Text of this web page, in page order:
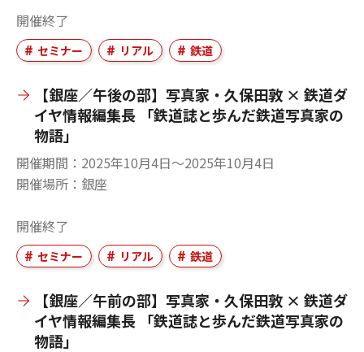
開催終了
セミナー リアル 鉄道
【銀座／午後の部】写真家・久保田敦 × 鉄道ダ
イヤ情報編集長 「鉄道誌と歩んだ鉄道写真家の
物語」
開催期間
2025年10月4日〜2025年10月4日
開催場所
銀座
開催終了
セミナー リアル 鉄道
【銀座／午前の部】写真家・久保田敦 × 鉄道ダ
イヤ情報編集長 「鉄道誌と歩んだ鉄道写真家の
物語」